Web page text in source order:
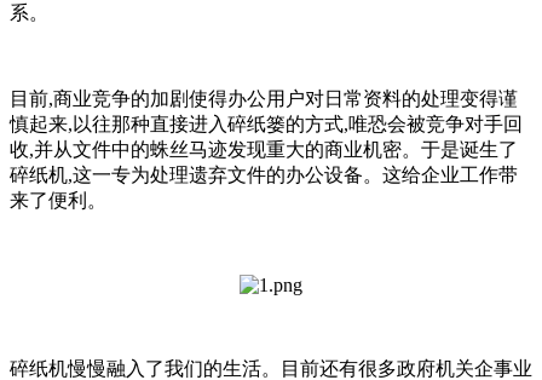
系。
目前,商业竞争的加剧使得办公用户对日常资料的处理变得谨
慎起来,以往那种直接进入碎纸篓的方式,唯恐会被竞争对手回
收,并从文件中的蛛丝马迹发现重大的商业机密。于是诞生了
碎纸机,这一专为处理遗弃文件的办公设备。这给企业工作带
来了便利。
碎纸机慢慢融入了我们的生活。目前还有很多政府机关企事业